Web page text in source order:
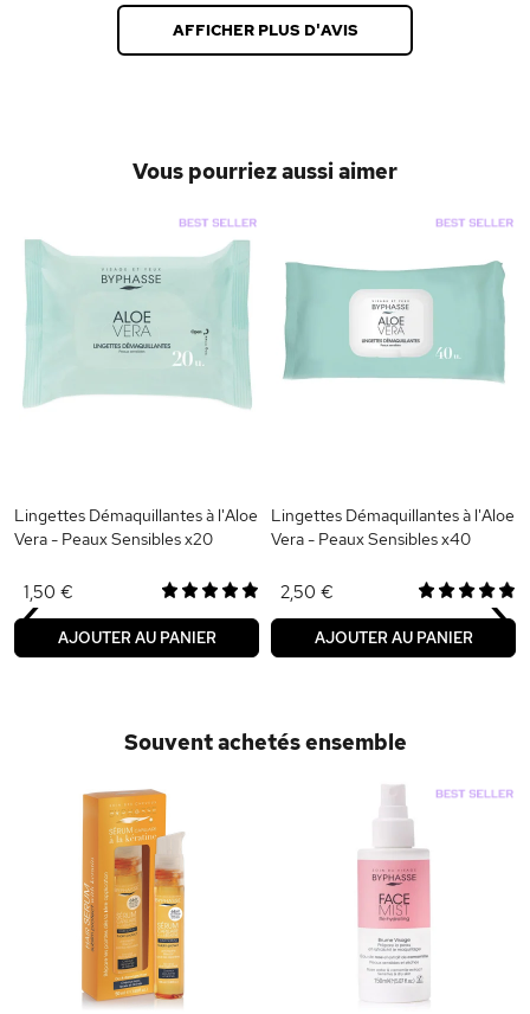
AFFICHER PLUS D'AVIS
Vous pourriez aussi aimer
Lingettes Démaquillantes à l'Aloe
Vera - Peaux Sensibles x20
1,50 €
AJOUTER AU PANIER
Lingettes Démaquillantes à l'Aloe
Vera - Peaux Sensibles x40
2,50 €
AJOUTER AU PANIER
‹ ›
Souvent achetés ensemble